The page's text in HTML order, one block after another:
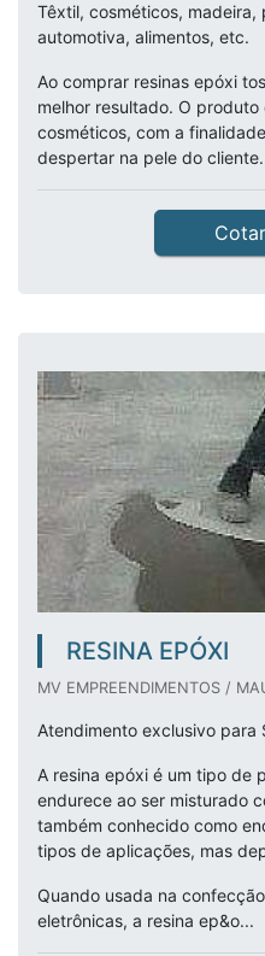
Têxtil, cosméticos, madeira,
automotiva, alimentos, etc.
Ao comprar resinas epóxi
melhor resultado. O
cosméticos, com a
despertar na pele do
RESINA EPÓXI
MV EMPREENDIMENTOS /
Atendimento exclusivo para
A resina epóxi é um tipo de
endurece ao ser misturado
também conhecido como
tipos de aplicações, mas
Quando usada na
eletrônicas, a resina ep&o...